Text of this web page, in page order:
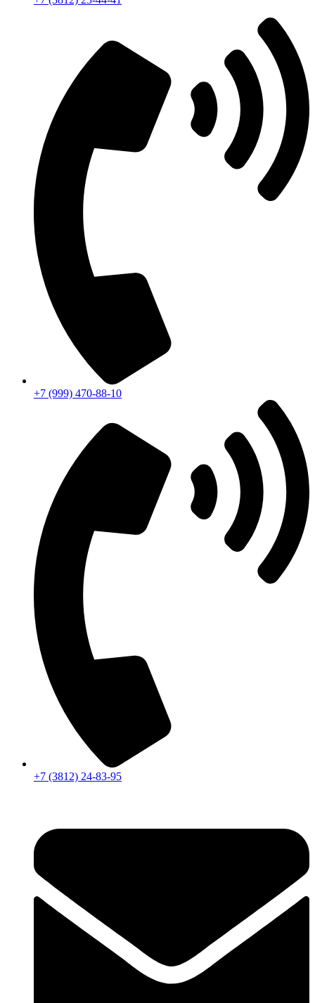
+7 (999) 470-88-10
+7 (3812) 24-83-95